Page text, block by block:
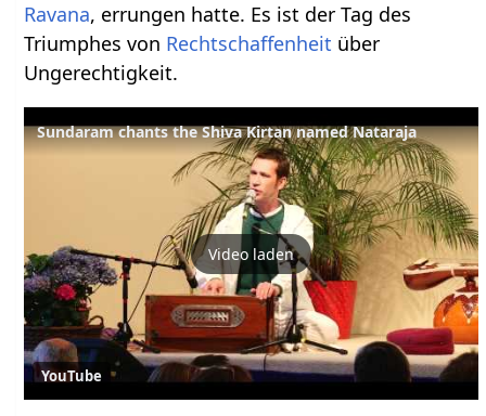
Ravana, errungen hatte. Es ist der Tag des
Triumphes von Rechtschaffenheit über
Ungerechtigkeit.
Sundaram chants the Shiva Kirtan named Nataraja
Video laden
YouTube